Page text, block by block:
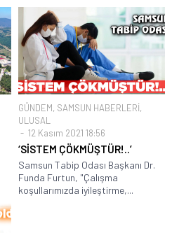
GÜNDEM, SAMSUN HABERLERİ,
ULUSAL
12 Kasım 2021 18:56
‘SİSTEM ÇÖKMÜŞTÜR!..’
Samsun Tabip Odası Başkanı Dr.
Funda Furtun, "Çalışma
koşullarımızda iyileştirme,...